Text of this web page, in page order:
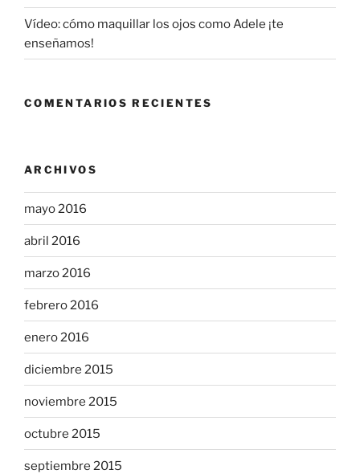
Vídeo: cómo maquillar los ojos como Adele ¡te
enseñamos!
COMENTARIOS RECIENTES
ARCHIVOS
mayo 2016
abril 2016
marzo 2016
febrero 2016
enero 2016
diciembre 2015
noviembre 2015
octubre 2015
septiembre 2015